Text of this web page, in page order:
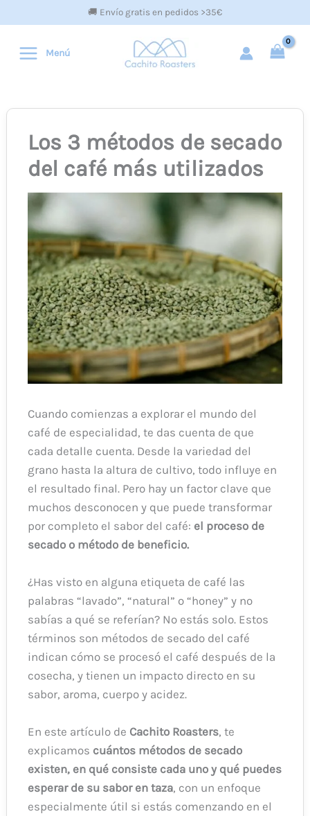
al
contenido
🚚 Envío gratis en pedidos >35€
Menú
Los 3 métodos de secado
del café más utilizados
Cuando comienzas a explorar el mundo del
café de especialidad, te das cuenta de que
cada detalle cuenta. Desde la variedad del
grano hasta la altura de cultivo, todo influye en
el resultado final. Pero hay un factor clave que
muchos desconocen y que puede transformar
por completo el sabor del café: el proceso de
secado o método de beneficio.
¿Has visto en alguna etiqueta de café las
palabras “lavado”, “natural” o “honey” y no
sabías a qué se referían? No estás solo. Estos
términos son métodos de secado del café
indican cómo se procesó el café después de la
cosecha, y tienen un impacto directo en su
sabor, aroma, cuerpo y acidez.
En este artículo de Cachito Roasters, te
explicamos cuántos métodos de secado
existen, en qué consiste cada uno y qué puedes
esperar de su sabor en taza, con un enfoque
especialmente útil si estás comenzando en el